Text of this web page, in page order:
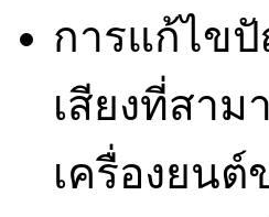
การแก้ไข
เสียงที่สา
เครื่องยน